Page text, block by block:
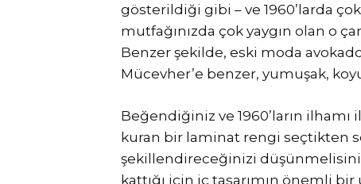
gösterildiği gibi – ve 1960’larda
mutfağınızda çok yaygın olan o
Benzer şekilde, eski moda
Mücevher’e benzer, yumuşak,
Beğendiğiniz ve 1960’ların
kuran bir laminat rengi seçtikten
şekillendireceğinizi
kattığı için iç tasarımın önemli